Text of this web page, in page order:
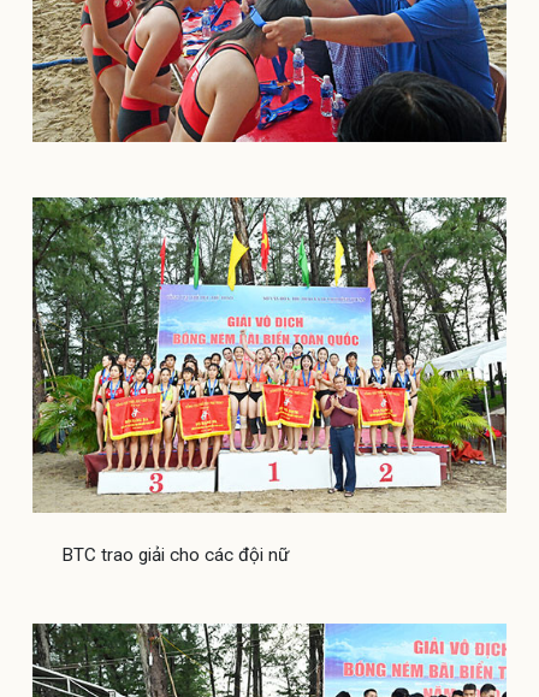
BTC trao giải cho các đội nữ